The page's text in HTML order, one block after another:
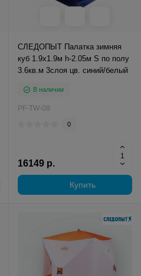
СЛЕДОПЫТ Палатка зимняя
куб 1.9х1.9м h-2.05м S по полу
3.6кв.м 3слоя цв. синий/белый
В наличии
PF-TW-08
0
16149 р.
Купить